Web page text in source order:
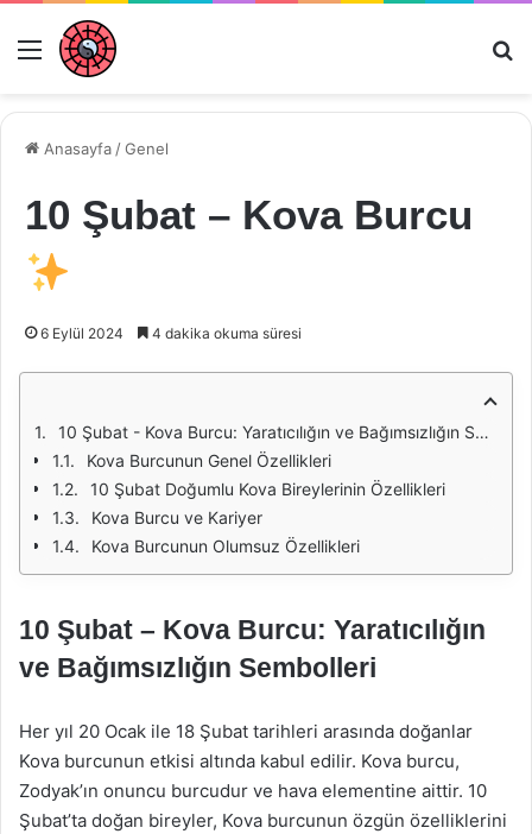
Menü
Anasayfa /Genel
10 Şubat – Kova Burcu
6 Eylül 2024 4 dakika okuma süresi
10 Şubat - Kova Burcu: Yaratıcılığın ve Bağımsızlığın Sembolleri
Kova Burcunun Genel Özellikleri
10 Şubat Doğumlu Kova Bireylerinin Özellikleri
Kova Burcu ve Kariyer
Kova Burcunun Olumsuz Özellikleri
10 Şubat – Kova Burcu: Yaratıcılığın
ve Bağımsızlığın Sembolleri
Her yıl 20 Ocak ile 18 Şubat tarihleri arasında doğanlar
Kova burcunun etkisi altında kabul edilir. Kova burcu,
Zodyak’ın onuncu burcudur ve hava elementine aittir. 10
Şubat’ta doğan bireyler, Kova burcunun özgün özelliklerini